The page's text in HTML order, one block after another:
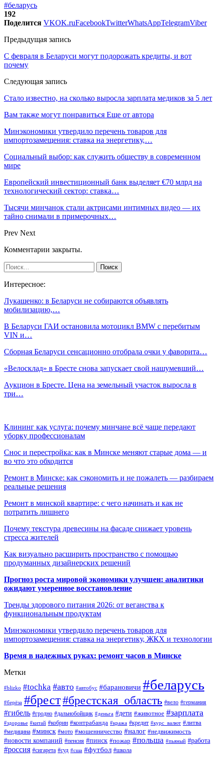
#беларусь
192
Поделится VKOK.ruFacebookTwitterWhatsAppTelegramViber
Предыдущая запись
С февраля в Беларуси могут подорожать кредиты, и вот
почему
Следующая запись
Стало известно, на сколько выросла зарплата медиков за 5 лет
Вам также могут понравиться Еще от автора
Минэкономики утвердило перечень товаров для
импортозамещения: ставка на энергетику,…
Социальный выбор: как служить обществу в современном
мире
Европейский инвестиционный банк выделяет €70 млрд на
технологический сектор: ставка…
Тысячи минчанок стали актрисами интимных видео — их
тайно снимали в примерочных…
Prev Next
Комментарии закрыты.
Интересное:
Лукашенко: в Беларуси не собираются объявлять
мобилизацию,…
В Беларуси ГАИ остановила мотоцикл BMW с перебитым
VIN и…
Сборная Беларуси сенсационно отобрала очки у фаворита…
«Велосклад» в Бресте снова запускает свой нашумевший…
Аукцион в Бресте. Цена на земельный участок выросла в
три…
Клининг как услуга: почему минчане всё чаще передают
уборку профессионалам
Снос и перестройка: как в Минске меняют старые дома — и
во что это обходится
Ремонт в Минске: как сэкономить и не пожалеть — разбираем
реальные решения
Ремонт в минской квартире: с чего начинать и как не
потратить лишнего
Почему текстура древесины на фасаде снижает уровень
стресса жителей
Как визуально расширить пространство с помощью
продуманных дизайнерских решений
Прогноз роста мировой экономики улучшен: аналитики
ожидают умеренное восстановление
Тренды здорового питания 2026: от веганства к
функциональным продуктам
Минэкономики утвердило перечень товаров для
импортозамещения: ставка на энергетику, ЖКХ и технологии
Время в надежных руках: ремонт часов в Минске
Метки
#blizko #tochka #авто #автобус #барановичи #беларусь
#берёза #брест#брестская_область #вело #германия
#гибель #гродно #дальнобойщик #деньга #дети #животное #зарплата
#здоровье #китай #кобрин #контрабанда #кража #кредит #курс_валют #литва
#медицина #минск #мото #мошенничество #налог #недвижимость
#новости компаний #пенсия #пинск #пожар #польша #пьяный #работа
#россия #сигарета #суд #сша #футбол #школа